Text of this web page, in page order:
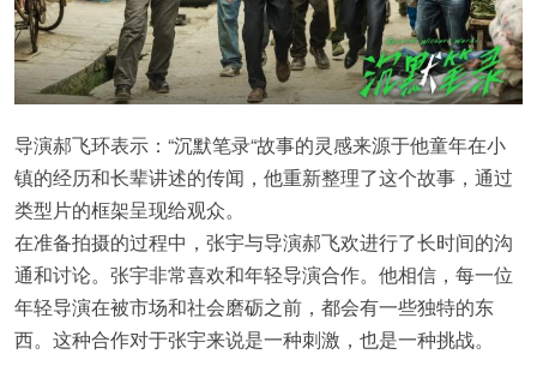
导演郝飞环表示：“沉默笔录“故事的灵感来源于他童年在小
镇的经历和长辈讲述的传闻，他重新整理了这个故事，通过
类型片的框架呈现给观众。
在准备拍摄的过程中，张宇与导演郝飞欢进行了长时间的沟
通和讨论。张宇非常喜欢和年轻导演合作。他相信，每一位
年轻导演在被市场和社会磨砺之前，都会有一些独特的东
西。这种合作对于张宇来说是一种刺激，也是一种挑战。